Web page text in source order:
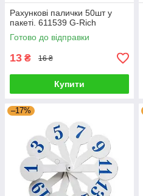
Рахункові палички 50шт у
пакеті. 611539 G-Rich
Готово до відправки
13 ₴ 16 ₴
Купити
–17%